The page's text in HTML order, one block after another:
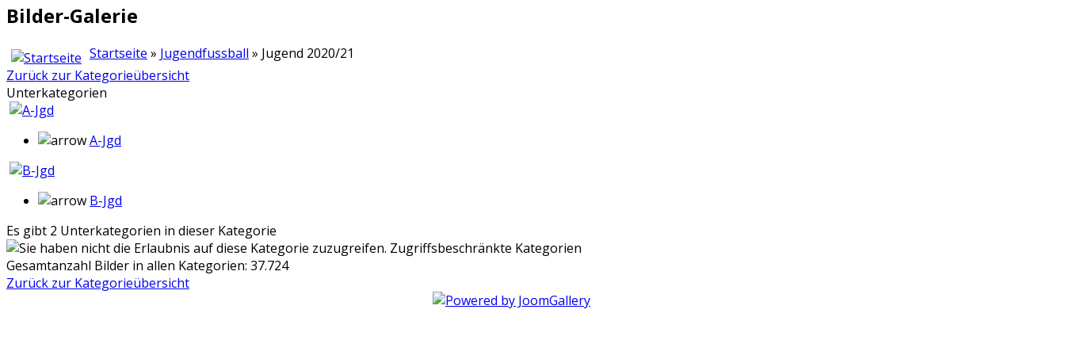
Bilder-Galerie
Startseite » Jugendfussball » Jugend 2020/21
Zurück zur Kategorieübersicht
Unterkategorien
A-Jgd
B-Jgd
Es gibt 2 Unterkategorien in dieser Kategorie
Zugriffsbeschränkte Kategorien
Gesamtanzahl Bilder in allen Kategorien: 37.724
Zurück zur Kategorieübersicht